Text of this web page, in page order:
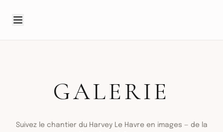
GALERIE
Suivez le chantier du Harvey Le Havre en images — de la